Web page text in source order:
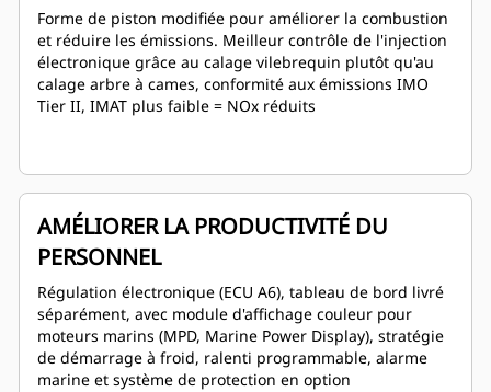
Forme de piston modifiée pour améliorer la combustion
et réduire les émissions. Meilleur contrôle de l'injection
électronique grâce au calage vilebrequin plutôt qu'au
calage arbre à cames, conformité aux émissions IMO
Tier II, IMAT plus faible = NOx réduits
AMÉLIORER LA PRODUCTIVITÉ DU
PERSONNEL
Régulation électronique (ECU A6), tableau de bord livré
séparément, avec module d'affichage couleur pour
moteurs marins (MPD, Marine Power Display), stratégie
de démarrage à froid, ralenti programmable, alarme
marine et système de protection en option